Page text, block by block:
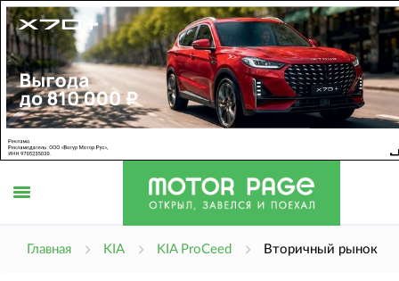
Главная KIA KIA ProCeed Вторичный рынок